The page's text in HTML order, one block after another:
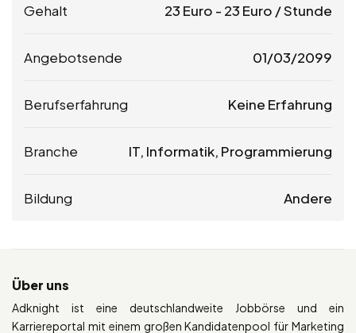
Gehalt 23 Euro - 23 Euro / Stunde
Angebotsende 01/03/2099
Berufserfahrung Keine Erfahrung
Branche IT, Informatik, Programmierung
Bildung Andere
Über uns
Adknight ist eine deutschlandweite Jobbörse und ein
Karriereportal mit einem großen Kandidatenpool für Marketing